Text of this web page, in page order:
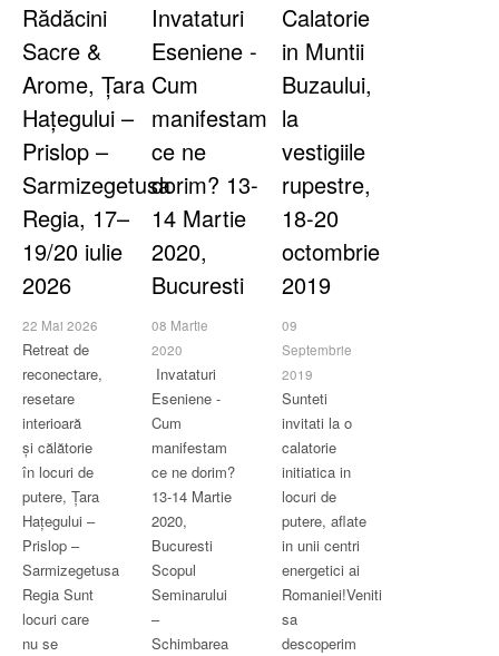
Rădăcini
Sacre &
Arome, Țara
Hațegului –
Prislop –
Sarmizegetusa
Regia, 17–
19/20 iulie
2026
22 Mai 2026
Retreat de
reconectare,
resetare
interioară
și călătorie
în locuri de
putere, Țara
Hațegului –
Prislop –
Sarmizegetusa
Regia Sunt
locuri care
nu se
Invataturi
Eseniene -
Cum
manifestam
ce ne
dorim? 13-
14 Martie
2020,
Bucuresti
08 Martie
2020
Invataturi
Eseniene -
Cum
manifestam
ce ne dorim?
13-14 Martie
2020,
Bucuresti
Scopul
Seminarului
–
Schimbarea
Calatorie
in Muntii
Buzaului,
la
vestigiile
rupestre,
18-20
octombrie
2019
09
Septembrie
2019
Sunteti
invitati la o
calatorie
initiatica in
locuri de
putere, aflate
in unii centri
energetici ai
Romaniei!Veniti
sa
descoperim